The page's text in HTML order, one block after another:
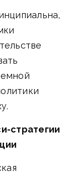
стратегии